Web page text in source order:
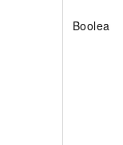
Boolean